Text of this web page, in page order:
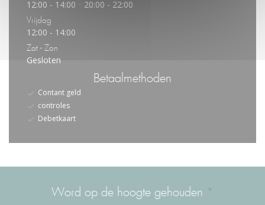
12:00 - 14:00 • 20:00 - 22:00
Vrijdag
12:00 - 14:00
Zat - Zon
Gesloten
Betaalmethoden
Contant geld
controles
Debetkaart
Word op de hoogte gehouden *